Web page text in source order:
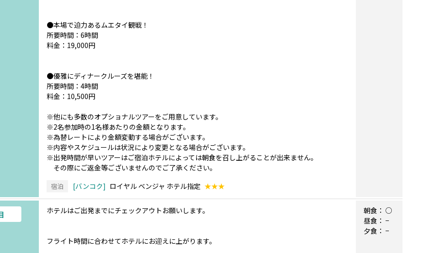
●本場で迫力あるムエタイ観戦！
所要時間：6時間
料金：19,000円
●優雅にディナークルーズを堪能！
所要時間：4時間
料金：10,500円
※他にも多数のオプショナルツアーをご用意しています。
※2名参加時の1名様あたりの金額となります。
※為替レートにより金額変動する場合がございます。
※内容やスケジュールは状況により変更となる場合がございます。
※出発時間が早いツアーはご宿泊ホテルによっては朝食を召し上がることが出来ません。
その際にご返金等ございませんのでご了承ください。
宿泊 バンコク ロイヤル ベンジャ ホテル指定 ★★★
ホテルはご出発までにチェックアウトお願いします。
フライト時間に合わせてホテルにお迎えに上がります。
朝食： ○
昼食： −
夕食： −